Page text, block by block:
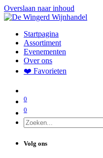
Overslaan naar inhoud
Startpagina
Assortiment
Evenementen
Over ons
❤️ Favorieten
0
0
Volg ons